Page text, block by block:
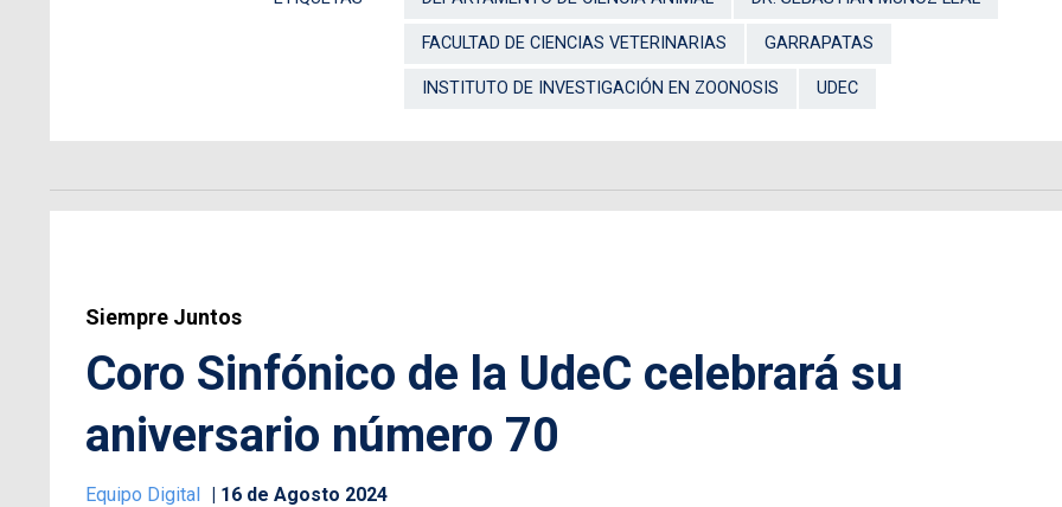
FACULTAD DE CIENCIAS VETERINARIAS GARRAPATAS
INSTITUTO DE INVESTIGACIÓN EN ZOONOSIS UDEC
Siempre Juntos
Coro Sinfónico de la UdeC celebrará su
aniversario número 70
Equipo Digital 16 de Agosto 2024